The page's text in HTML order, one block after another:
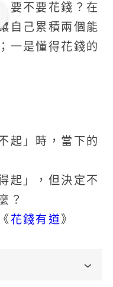
要不要花錢？在
自己累積兩個能
一是懂得花錢的
起」時，當下的
起」，但決定不
？
花錢有道》